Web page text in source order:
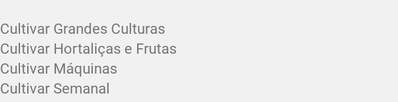
Cultivar Grandes Culturas
Cultivar Hortaliças e Frutas
Cultivar Máquinas
Cultivar Semanal